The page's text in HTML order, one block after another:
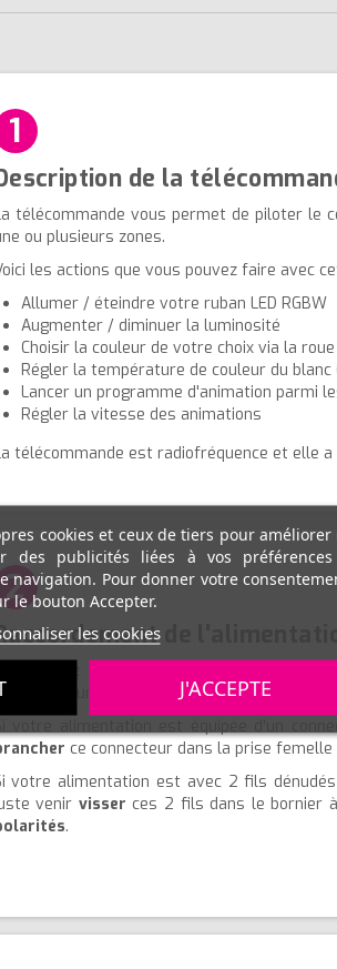
1
de la
télécommande vous permet de piloter le
ou plusieurs zones.
les actions que vous pouvez faire avec
Allumer / éteindre votre ruban LED RGBW
Augmenter / diminuer la luminosité
Choisir la couleur de votre choix via la
Régler la température de couleur du
Lancer un programme d'animation parmi
Régler la vitesse des animations
télécommande est radiofréquence et elle
2
de
Vous devez donc connecter
pour le raccordement.
Si votre alimentation est équipée d'un
ce connecteur dans la prise femelle
votre alimentation est avec 2 fils
venir visser ces 2 fils dans le bornier
.
cookies et ceux de tiers pour améliorer
des publicités liées à vos
navigation. Pour donner votre
le bouton Accepter.
les cookies
J'ACCEPTE